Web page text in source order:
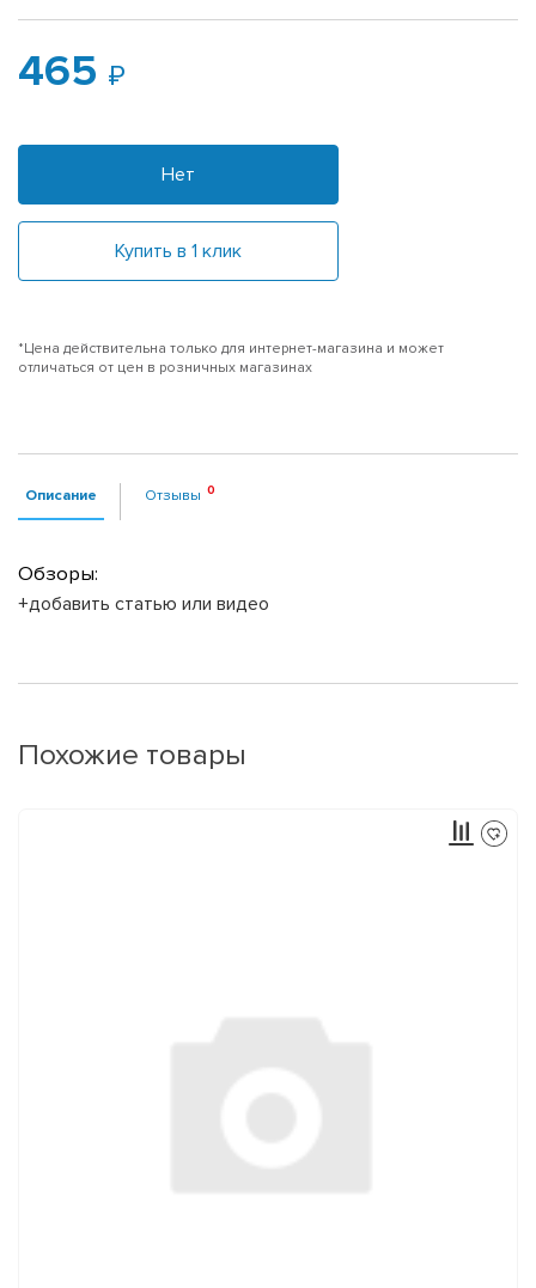
465
Нет
Купить в 1 клик
*Цена действительна только для интернет-магазина и может
отличаться от цен в розничных магазинах
Описание Отзывы
Обзоры:
+добавить статью или видео
Похожие товары